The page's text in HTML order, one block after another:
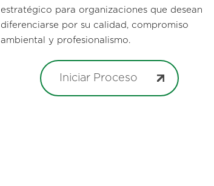
estratégico para organizaciones que desean
diferenciarse por su calidad, compromiso
ambiental y profesionalismo.
Iniciar Proceso